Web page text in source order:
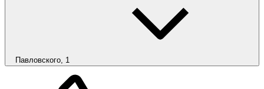
Павловского, 1